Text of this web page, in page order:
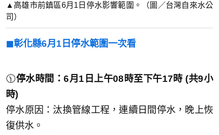
▲高雄市前鎮區6月1日停水影響範圍。（圖／台灣自來水公
司）
◼︎彰化縣6月1日停水範圍一次看
🕦停水時間：6月1日上午08時至下午17時 (共9小
時)
停水原因：汰換管線工程，連續日間停水，晚上恢
復供水。